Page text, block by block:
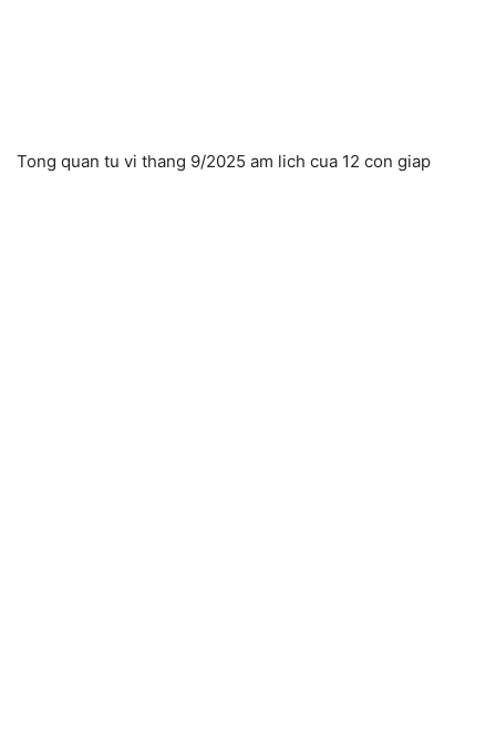
Tong quan tu vi thang 9/2025 am lich cua 12 con giap